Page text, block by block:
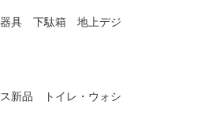
具 下駄箱 地上デジ
新品 トイレ・ウォシ